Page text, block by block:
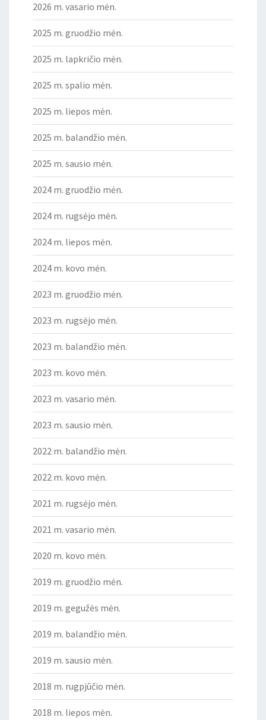
2026 m. vasario mėn.
2025 m. gruodžio mėn.
2025 m. lapkričio mėn.
2025 m. spalio mėn.
2025 m. liepos mėn.
2025 m. balandžio mėn.
2025 m. sausio mėn.
2024 m. gruodžio mėn.
2024 m. rugsėjo mėn.
2024 m. liepos mėn.
2024 m. kovo mėn.
2023 m. gruodžio mėn.
2023 m. rugsėjo mėn.
2023 m. balandžio mėn.
2023 m. kovo mėn.
2023 m. vasario mėn.
2023 m. sausio mėn.
2022 m. balandžio mėn.
2022 m. kovo mėn.
2021 m. rugsėjo mėn.
2021 m. vasario mėn.
2020 m. kovo mėn.
2019 m. gruodžio mėn.
2019 m. gegužės mėn.
2019 m. balandžio mėn.
2019 m. sausio mėn.
2018 m. rugpjūčio mėn.
2018 m. liepos mėn.